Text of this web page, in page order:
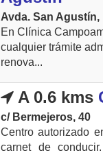
Avda. San Agustín,
En Clínica
cualquier trámite
renova...
A 0.6 kms
c/ Bermejeros, 40
Centro autorizado
carnet de